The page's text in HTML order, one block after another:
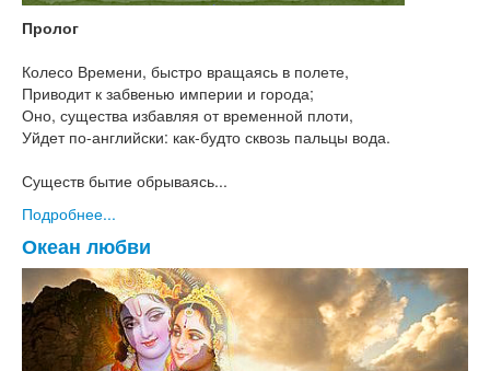
Пролог
Колесо Времени, быстро вращаясь в полете,
Приводит к забвенью империи и города;
Оно, существа избавляя от временной плоти,
Уйдет по-английски: как-будто сквозь пальцы вода.
Существ бытие обрываясь...
Подробнее...
Океан любви